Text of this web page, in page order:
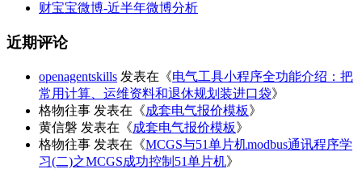
财宝宝微博-近半年微博分析
近期评论
openagentskills 发表在《电气工具小程序全功能介绍：把
常用计算、运维资料和退休规划装进口袋》
格物往事 发表在《成套电气报价模板》
黄信磐 发表在《成套电气报价模板》
格物往事 发表在《MCGS与51单片机modbus通讯程序学
习(二)之MCGS成功控制51单片机》